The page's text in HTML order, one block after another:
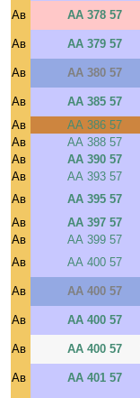
Ав
АА 378 57
Ав АА 379 57
Ав АА 380 57
Ав АА 385 57
Ав
АА 386 57
Ав
АА 388 57
Ав
АА 390 57
Ав
АА 393 57
Ав
АА 395 57
Ав
АА 397 57
Ав
АА 399 57
Ав
АА 400 57
Ав АА 400 57
Ав АА 400 57
Ав АА 400 57
Ав АА 401 57